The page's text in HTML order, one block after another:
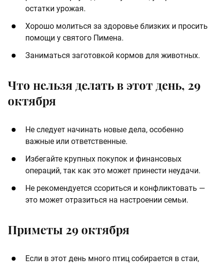
остатки урожая.
Хорошо молиться за здоровье близких и просить
помощи у святого Пимена.
Заниматься заготовкой кормов для животных.
Что нельзя делать в этот день, 29
октября
Не следует начинать новые дела, особенно
важные или ответственные.
Избегайте крупных покупок и финансовых
операций, так как это может принести неудачи.
Не рекомендуется ссориться и конфликтовать —
это может отразиться на настроении семьи.
Приметы 29 октября
Если в этот день много птиц собирается в стаи,